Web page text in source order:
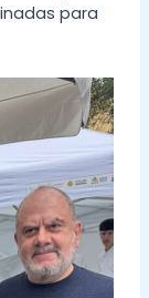
para